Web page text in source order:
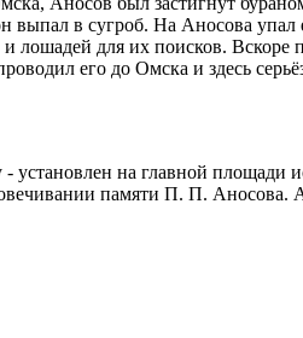
выпал в сугроб. На Аносова
лошадей для их поисков.
его до Омска и здесь
на главной площади
памяти П. П.